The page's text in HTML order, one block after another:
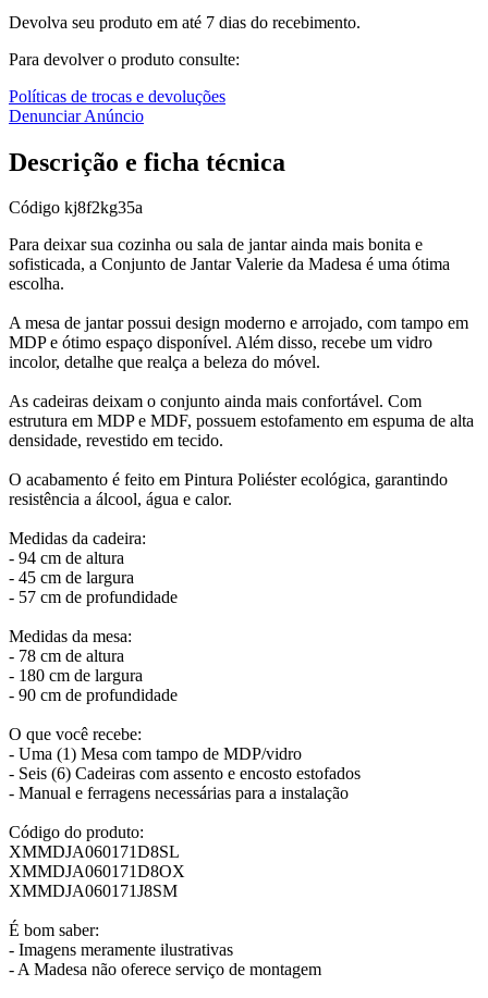
Devolva seu produto em até 7 dias do recebimento.
Para devolver o produto consulte:
Políticas de trocas e devoluções
Denunciar Anúncio
Descrição e ficha técnica
Código kj8f2kg35a
Para deixar sua cozinha ou sala de jantar ainda mais bonita e
sofisticada, a Conjunto de Jantar Valerie da Madesa é uma ótima
escolha.
A mesa de jantar possui design moderno e arrojado, com tampo em
MDP e ótimo espaço disponível. Além disso, recebe um vidro
incolor, detalhe que realça a beleza do móvel.
As cadeiras deixam o conjunto ainda mais confortável. Com
estrutura em MDP e MDF, possuem estofamento em espuma de alta
densidade, revestido em tecido.
O acabamento é feito em Pintura Poliéster ecológica, garantindo
resistência a álcool, água e calor.
Medidas da cadeira:
- 94 cm de altura
- 45 cm de largura
- 57 cm de profundidade
Medidas da mesa:
- 78 cm de altura
- 180 cm de largura
- 90 cm de profundidade
O que você recebe:
- Uma (1) Mesa com tampo de MDP/vidro
- Seis (6) Cadeiras com assento e encosto estofados
- Manual e ferragens necessárias para a instalação
Código do produto:
XMMDJA060171D8SL
XMMDJA060171D8OX
XMMDJA060171J8SM
É bom saber:
- Imagens meramente ilustrativas
- A Madesa não oferece serviço de montagem